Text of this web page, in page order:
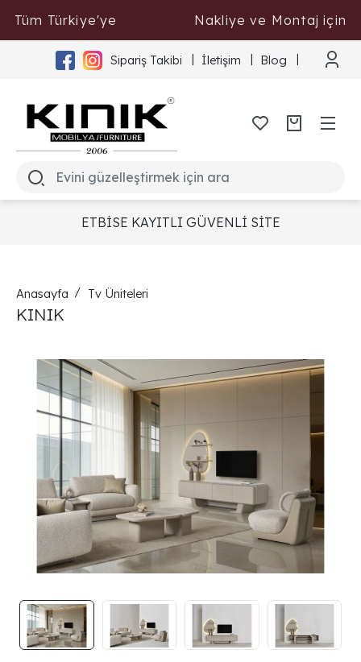
Tüm Türkiye'ye Nakliye ve Montaj için
Tıklayınız
Sipariş Takibi İletişim Blog
ETBİSE KAYITLI GÜVENLİ SİTE
Anasayfa Tv Üniteleri
KINIK